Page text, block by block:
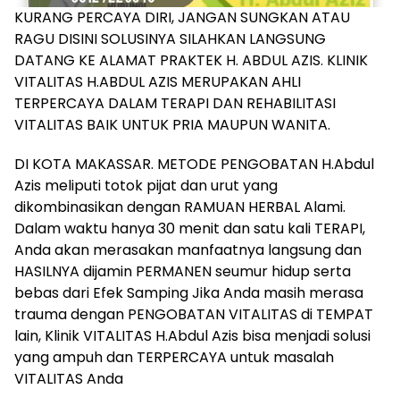
KURANG PERCAYA DIRI, JANGAN SUNGKAN ATAU
RAGU DISINI SOLUSINYA SILAHKAN LANGSUNG
DATANG KE ALAMAT PRAKTEK H. ABDUL AZIS. KLINIK
VITALITAS H.ABDUL AZIS MERUPAKAN AHLI
TERPERCAYA DALAM TERAPI DAN REHABILITASI
VITALITAS BAIK UNTUK PRIA MAUPUN WANITA.
DI KOTA MAKASSAR. METODE PENGOBATAN H.Abdul
Azis meliputi totok pijat dan urut yang
dikombinasikan dengan RAMUAN HERBAL Alami.
Dalam waktu hanya 30 menit dan satu kali TERAPI,
Anda akan merasakan manfaatnya langsung dan
HASILNYA dijamin PERMANEN seumur hidup serta
bebas dari Efek Samping Jika Anda masih merasa
trauma dengan PENGOBATAN VITALITAS di TEMPAT
lain, Klinik VITALITAS H.Abdul Azis bisa menjadi solusi
yang ampuh dan TERPERCAYA untuk masalah
VITALITAS Anda